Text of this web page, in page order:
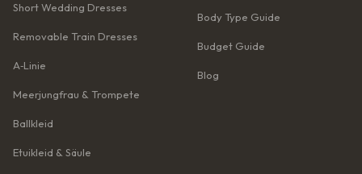
Short Wedding Dresses
Removable Train Dresses
A‑Linie
Meerjungfrau & Trompete
Ballkleid
Etuikleid & Säule
Body Type Guide
Budget Guide
Blog